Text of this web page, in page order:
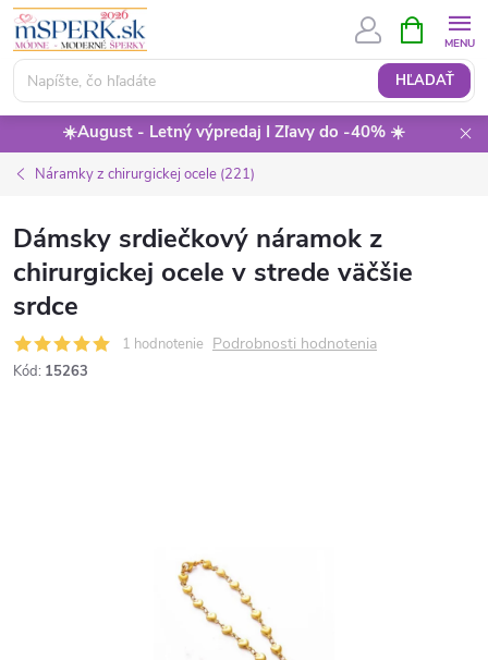
Prejsť
obsah
HĽADAŤ
KOŠÍK
☀️August - Letný výpredaj I Zľavy do -40% ☀️
Náramky z chirurgickej ocele (221)
Dámsky srdiečkový náramok z
chirurgickej ocele v strede väčšie
srdce
1 hodnotenie Podrobnosti hodnotenia
Kód: 15263